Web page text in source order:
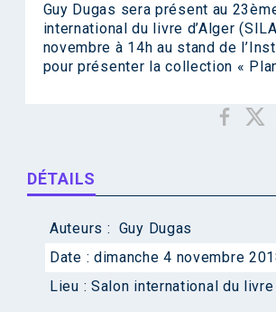
Guy Dugas sera présent au
international du livre d’Alger
novembre à 14h au stand de
pour présenter la collection «
DÉTAILS
Auteurs : Guy Dugas
Date : dimanche 4 novembre
Lieu : Salon international du